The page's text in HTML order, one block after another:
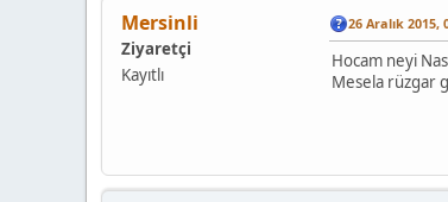
Mersinli
Ziyaretçi
Kayıtlı
26 Aralık 2015,
Hocam neyi
Mesela rüzgar